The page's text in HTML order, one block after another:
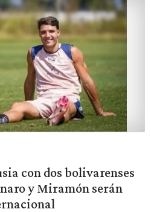
con dos bolivarenses
y Miramón serán